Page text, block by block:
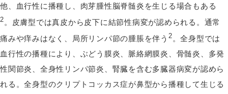
他、血行性に播種し、肉芽腫性脳脊髄炎を生じる場合もある
2 。皮膚型では真皮から皮下に結節性病変が認められる。通常
痛みや痒みはなく、局所リンパ節の腫脹を伴う 2 。全身型では
血行性の播種により、ぶどう膜炎、脈絡網膜炎、骨髄炎、多発
性関節炎、全身性リンパ節炎、腎臓を含む多臓器病変が認めら
れる。全身型のクリプトコッカス症が鼻型から播種して生じる